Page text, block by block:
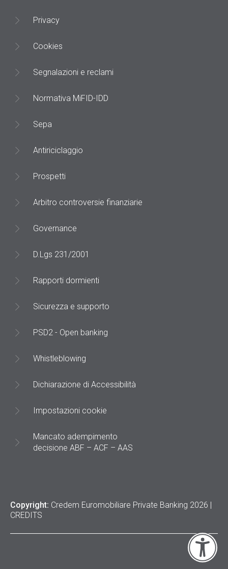
Privacy
Cookies
Segnalazioni e reclami
Normativa MiFID-IDD
Sepa
Antiriciclaggio
Prospetti
Arbitro controversie finanziarie
Governance
D.Lgs 231/2001
Rapporti dormienti
Sicurezza e supporto
PSD2 - Open banking
Whistleblowing
Dichiarazione di Accessibilità
Impostazioni cookie
Mancato adempimento
decisione ABF – ACF – AAS
Copyright: Credem Euromobiliare Private Banking 2026 |
CREDITS